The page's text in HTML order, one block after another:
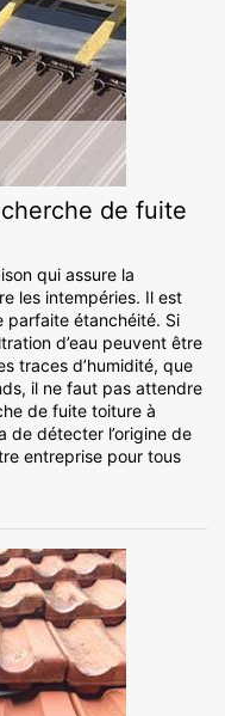
de fuite
qui assure la
les intempéries. Il est
parfaite étanchéité. Si
d’eau peuvent être
traces d’humidité, que
il ne faut pas attendre
de fuite toiture à
de détecter l’origine de
entreprise pour tous